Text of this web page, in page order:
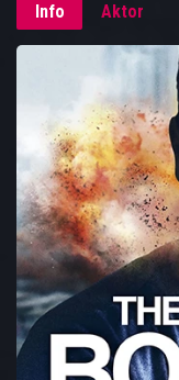
Info Aktor